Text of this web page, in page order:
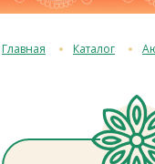
Главная Каталог